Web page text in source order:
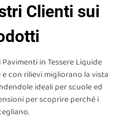
Clienti sui
in Tessere Liquide
con rilievi migliorano la vista
ideali per scuole ed
per scoprire perché i